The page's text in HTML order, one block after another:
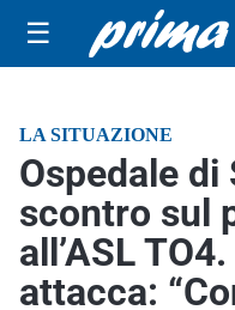
☰
LA SITUAZIONE
Ospedale
scontro sul
all’ASL
attacca: